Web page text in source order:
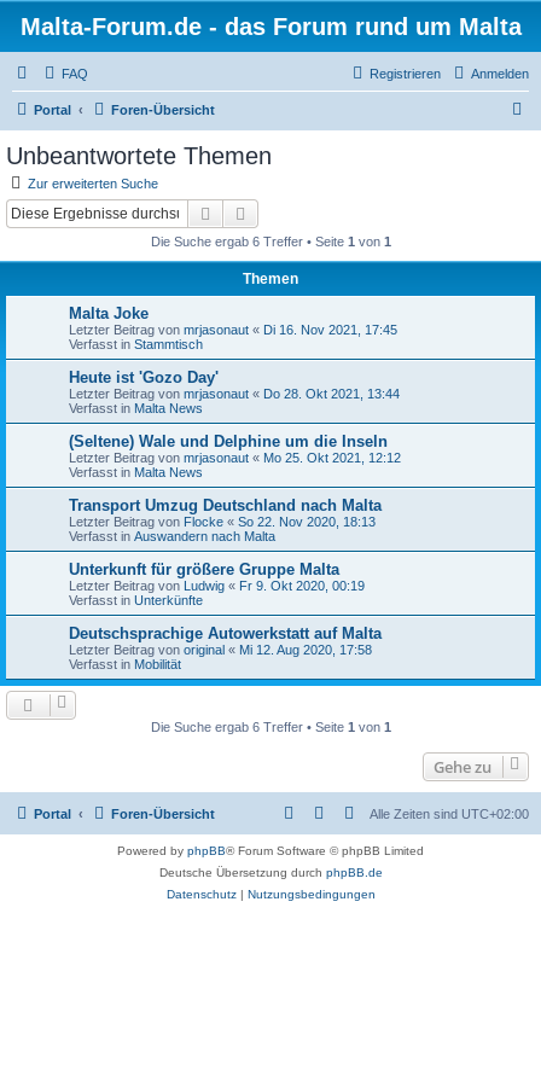
Malta-Forum.de - das Forum rund um Malta
FAQ Anmelden
Registrieren
Portal Foren-Übersicht
Unbeantwortete Themen
Zur erweiterten Suche
Suche
Die Suche ergab 6 Treffer • Seite 1 von 1
Themen
Malta Joke
Letzter Beitrag von mrjasonaut « Di 16. Nov 2021, 17:45
Verfasst in Stammtisch
Heute ist 'Gozo Day'
Letzter Beitrag von mrjasonaut « Do 28. Okt 2021, 13:44
Verfasst in Malta News
(Seltene) Wale und Delphine um die Inseln
Letzter Beitrag von mrjasonaut « Mo 25. Okt 2021, 12:12
Verfasst in Malta News
Transport Umzug Deutschland nach Malta
Letzter Beitrag von Flocke « So 22. Nov 2020, 18:13
Verfasst in Auswandern nach Malta
Unterkunft für größere Gruppe Malta
Letzter Beitrag von Ludwig « Fr 9. Okt 2020, 00:19
Verfasst in Unterkünfte
Deutschsprachige Autowerkstatt auf Malta
Letzter Beitrag von original « Mi 12. Aug 2020, 17:58
Verfasst in Mobilität
Die Suche ergab 6 Treffer • Seite 1 von 1
Gehe zu
Portal Foren-Übersicht Alle Zeiten sind UTC+02:00
Powered by phpBB® Forum Software © phpBB Limited
Deutsche Übersetzung durch phpBB.de
Datenschutz| Nutzungsbedingungen